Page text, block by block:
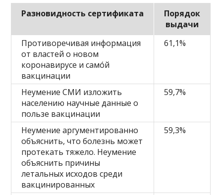
Разновидность сертификата
Порядок
выдачи
Противоречивая информация
от властей о новом
коронавирусе и само́й
вакцинации
61,1%
Неумение СМИ изложить
населению научные данные о
пользе вакцинации
59,7%
Неумение аргументированно
объяснить, что болезнь может
протекать тяжело. Неумение
объяснить причины
летальных исходов среди
вакцинированных
59,3%